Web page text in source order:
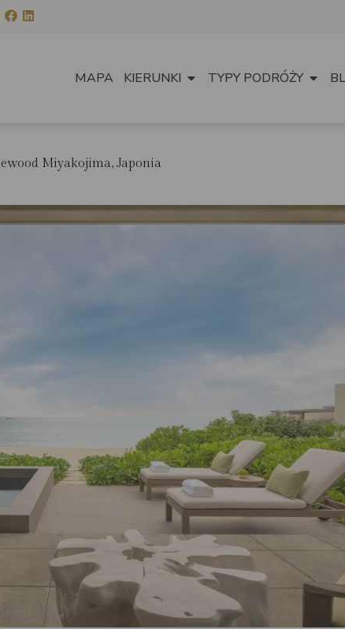
MAPA KIERUNKI TYPY PODRÓŻY
Miyakojima, Japonia